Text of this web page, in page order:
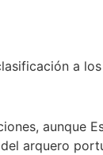
a
aunque
arquero